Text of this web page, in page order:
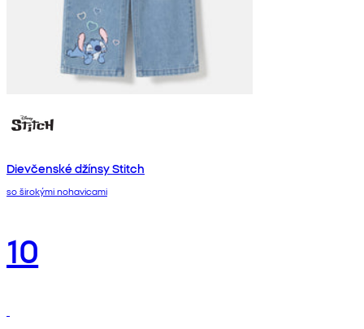
Dievčenské džínsy Stitch
so širokými nohavicami
10